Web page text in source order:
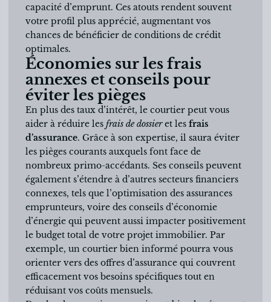
capacité d’emprunt. Ces atouts rendent souvent
votre profil plus apprécié, augmentant vos
chances de bénéficier de conditions de crédit
optimales.
Économies sur les frais
annexes et conseils pour
éviter les pièges
En plus des taux d’intérêt, le courtier peut vous
aider à réduire les frais de dossieret les frais
d’assurance. Grâce à son expertise, il saura éviter
les pièges courants auxquels font face de
nombreux primo-accédants. Ses conseils peuvent
également s’étendre à d’autres secteurs financiers
connexes, tels que l’optimisation des assurances
emprunteurs, voire des conseils d’économie
d’énergie qui peuvent aussi impacter positivement
le budget total de votre projet immobilier. Par
exemple, un courtier bien informé pourra vous
orienter vers des offres d’assurance qui couvrent
efficacement vos besoins spécifiques tout en
réduisant vos coûts mensuels.